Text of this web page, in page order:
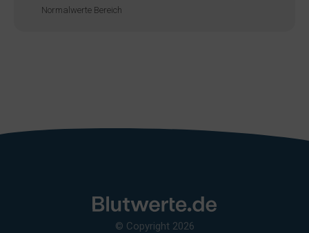
Normalwerte Bereich
© Copyright 2026